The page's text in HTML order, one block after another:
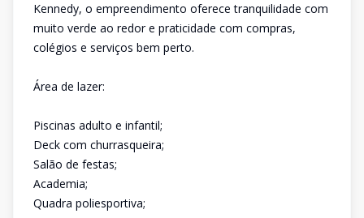
Kennedy, o empreendimento oferece tranquilidade com
muito verde ao redor e praticidade com compras,
colégios e serviços bem perto.
Área de lazer:
Piscinas adulto e infantil;
Deck com churrasqueira;
Salão de festas;
Academia;
Quadra poliesportiva;